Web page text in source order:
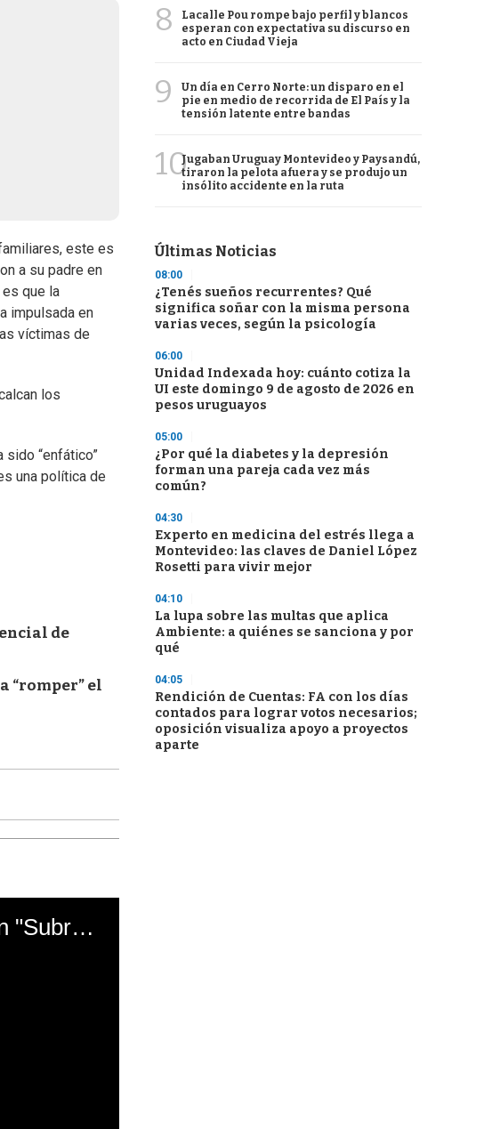
este es
a su padre en
que la
impulsada en
víctimas de
los
“enfático”
una política de
de
“romper” el
El mal momento de Yanina Gasañol con un hincha argentino en "Subrayado"
8
Lacalle Pou rompe bajo perfil y blancos
esperan con expectativa su discurso en
acto en Ciudad Vieja
9
Un día en Cerro Norte: un disparo en el
pie en medio de recorrida de El País y la
tensión latente entre bandas
10Jugaban Uruguay Montevideo y Paysandú,
tiraron la pelota afuera y se produjo un
insólito accidente en la ruta
Últimas Noticias
08:00
¿Tenés sueños recurrentes? Qué
significa soñar con la misma persona
varias veces, según la psicología
06:00
Unidad Indexada hoy: cuánto cotiza la
UI este domingo 9 de agosto de 2026 en
pesos uruguayos
05:00
¿Por qué la diabetes y la depresión
forman una pareja cada vez más
común?
04:30
Experto en medicina del estrés llega a
Montevideo: las claves de Daniel López
Rosetti para vivir mejor
04:10
La lupa sobre las multas que aplica
Ambiente: a quiénes se sanciona y por
qué
04:05
Rendición de Cuentas: FA con los días
contados para lograr votos necesarios;
oposición visualiza apoyo a proyectos
aparte